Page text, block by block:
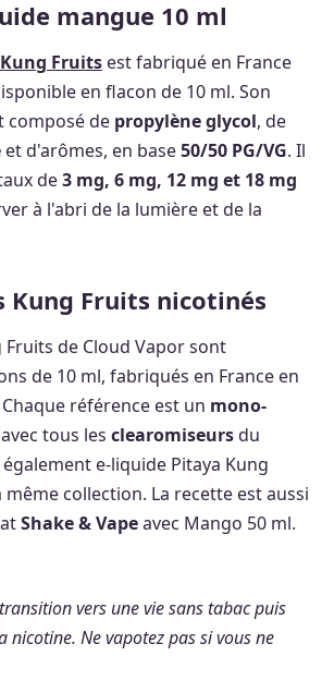
mangue 10 ml
Kung Fruits est fabriqué en France
en flacon de 10 ml. Son
composé de propylène glycol, de
et d'arômes, en base50/50 PG/VG. Il
de3 mg, 6 mg, 12 mg et 18 mg
à l'abri de la lumière et de la
Kung Fruits nicotinés
Fruits de Cloud Vapor sont
de 10 ml, fabriqués en France en
Chaque référence est un mono-
tous les clearomiseursdu
e-liquide Pitaya Kung
même collection. La recette est aussi
Shake & Vapeavec Mango 50 ml.
vers une vie sans tabac puis
nicotine. Ne vapotez pas si vous ne